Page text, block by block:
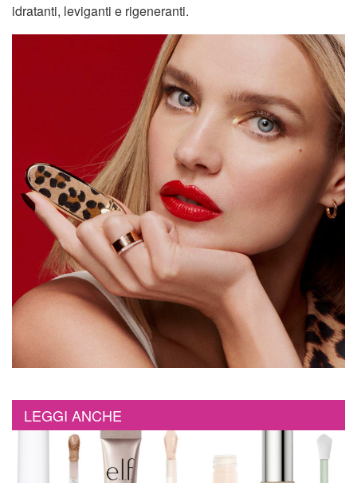
idratanti, leviganti e rigeneranti.
LEGGI ANCHE